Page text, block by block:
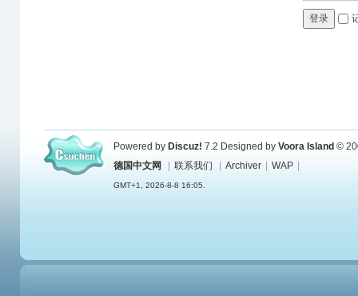
登录
Powered by Discuz! 7.2 Designed by Voora Island ©
德国中文网
联系我们 Archiver WAP
GMT+1, 2026-8-8 16:05.